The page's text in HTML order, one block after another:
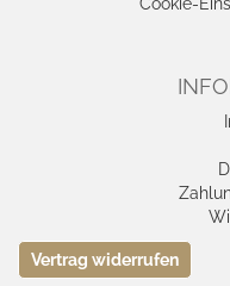
Vertrag widerrufen